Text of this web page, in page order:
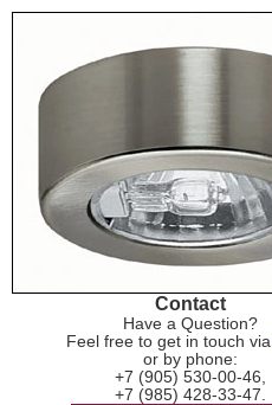
Contact
Have a Question?
Feel free to get in touch via
or by phone:
+7 (905) 530-00-46,
+7 (985) 428-33-47.